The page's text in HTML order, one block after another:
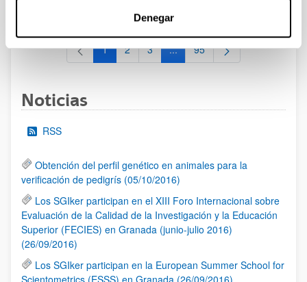
Denegar
Página
1 Página
2 Página
3 ...Páginas intermedias Use TAB
Página
95
Noticias
RSS
Obtención del perfil genético en animales para la
verificación de pedigrís (05/10/2016)
Los SGIker participan en el XIII Foro Internacional sobre
Evaluación de la Calidad de la Investigación y la Educación
Superior (FECIES) en Granada (junio-julio 2016)
(26/09/2016)
Los SGIker participan en la European Summer School for
Scientometrics (ESSS) en Granada (26/09/2016)